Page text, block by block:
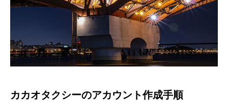
カカオタクシーのアカウント作成手順